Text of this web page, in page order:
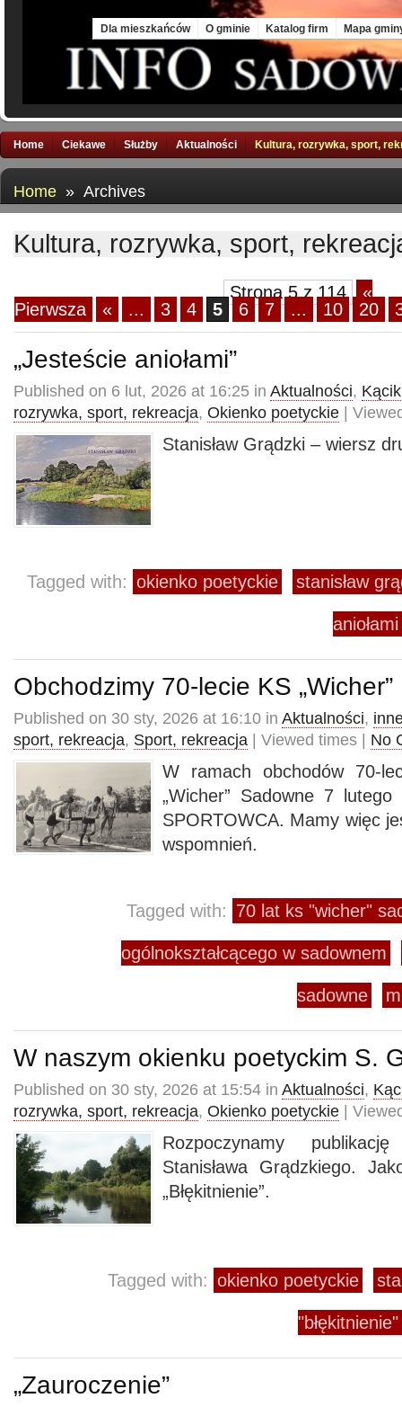
Dla mieszkańców O gminie Katalog firm Mapa
Home Ciekawe Służby Aktualności Kultura, rozrywka, sport,
Home » Archives
Kultura, rozrywka, sport,
Strona 5 z 114
«
Pierwsza
« ... 3 4 5 6 7 ... 10 20
„Jesteście aniołami”
Published on 6 lut, 2026 at 16:25 in Aktualności,
rozrywka, sport, rekreacja, Okienko poetyckie |
Stanisław Grądzki – wiersz
Tagged with: okienko poetyckie stanisław
aniołami
Obchodzimy 70-lecie KS „Wicher”
Published on 30 sty, 2026 at 16:10 in Aktualności,
sport, rekreacja, Sport, rekreacja | Viewed times | No
W ramach obchodów 70-
„Wicher” Sadowne 7
SPORTOWCA. Mamy więc
wspomnień.
Tagged with: 70 lat ks "wicher"
ogólnokształcącego w sadownem
sadowne
W naszym okienku poetyckim S.
Published on 30 sty, 2026 at 15:54 in Aktualności,
rozrywka, sport, rekreacja, Okienko poetyckie |
Rozpoczynamy
Stanisława Grądzkiego.
„Błękitnienie”.
Tagged with: okienko poetyckie
"błękitnienie"
„Zauroczenie”